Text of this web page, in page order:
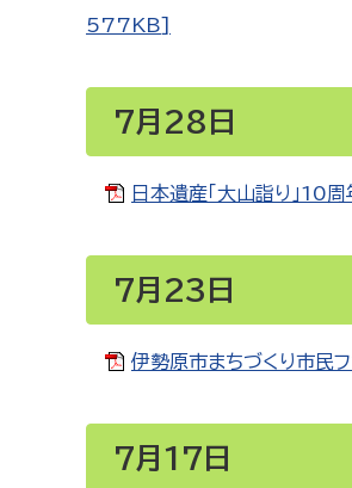
577KB]
7月28日
日本遺産「大山詣り」
7月23日
伊勢原市まちづくり市民
7月17日